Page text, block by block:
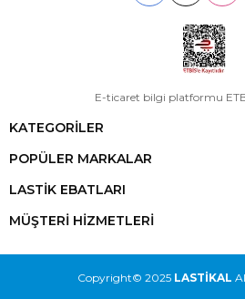
E-ticaret bilgi platformu
KATEGORİLER
POPÜLER MARKALAR
LASTİK EBATLARI
MÜŞTERİ HİZMETLERİ
Copyright© 2025 LASTİKAL